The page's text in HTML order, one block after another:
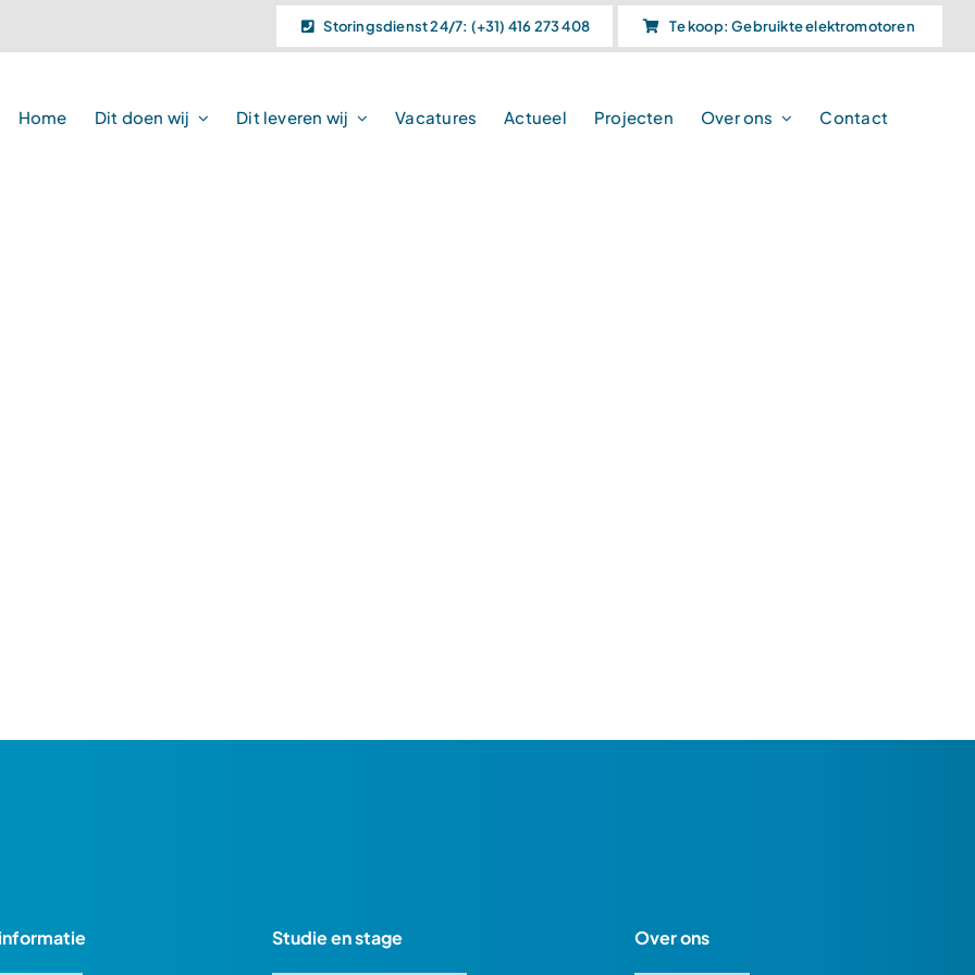
Storingsdienst 24/7: (+31) 416 273 408 Te koop: Gebruikte elektromotoren
Home Dit doen wij Dit leveren wij Vacatures Actueel Projecten Over ons Contact
Studie en stage Over ons